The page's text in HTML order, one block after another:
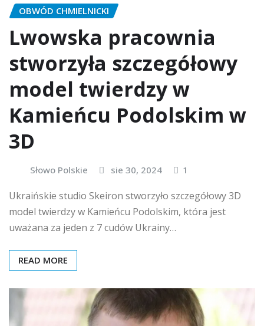
OBWÓD CHMIELNICKI
Lwowska pracownia
stworzyła szczegółowy
model twierdzy w
Kamieńcu Podolskim w
3D
Słowo Polskie sie 30, 2024 1
Ukraińskie studio Skeiron stworzyło szczegółowy 3D
model twierdzy w Kamieńcu Podolskim, która jest
uważana za jeden z 7 cudów Ukrainy…
READ MORE